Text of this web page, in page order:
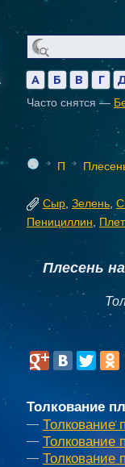
А Б В Г
Часто снятся —
П
Сыр Зелень
Пенициллин
Плесень
Толкование
Толкование
Толкование
Толкование